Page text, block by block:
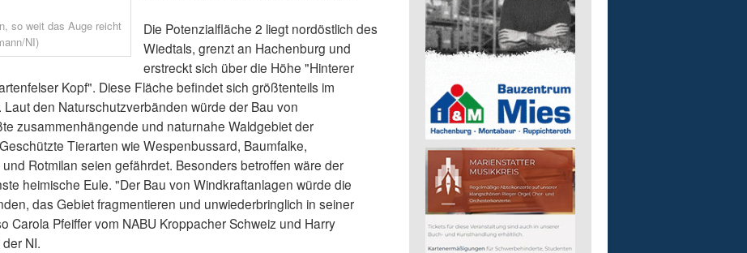
so weit das Auge reicht
NI)
Die Potenzialfläche 2 liegt nordöstlich des
Wiedtals, grenzt an Hachenburg und
erstreckt sich über die Höhe "Hinterer
Kopf". Diese Fläche befindet sich größtenteils im
den Naturschutzverbänden würde der Bau von
zusammenhängende und naturnahe Waldgebiet der
Tierarten wie Wespenbussard, Baumfalke,
Rotmilan seien gefährdet. Besonders betroffen wäre der
heimische Eule. "Der Bau von Windkraftanlagen würde die
das Gebiet fragmentieren und unwiederbringlich in seiner
Carola Pfeiffer vom NABU Kroppacher Schweiz und Harry
NI.